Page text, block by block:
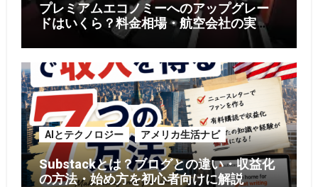
プレミアムエコノミーへのアップグレー
ドはいくら？料金相場・航空会社の実
例・お得に利用する5つのコツ【2026年
版】
AIとテクノロジー アメリカ生活ナビ
Substackとは？ブログとの違い・収益化
の方法・始め方を初心者向けに解説